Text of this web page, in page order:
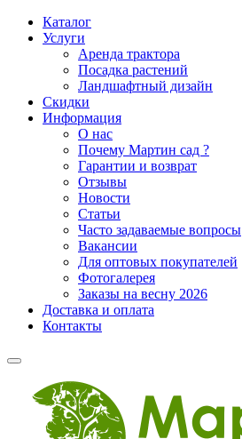
Каталог
Услуги
Аренда трактора
Посадка растений
Ландшафтный дизайн
Скидки
Информация
О нас
Почему Мартин сад ?
Гарантии и возврат
Отзывы
Новости
Статьи
Часто задаваемые вопросы
Вакансии
Для оптовых покупателей
Фотогалерея
Заказы на весну 2026
Доставка и оплата
Контакты